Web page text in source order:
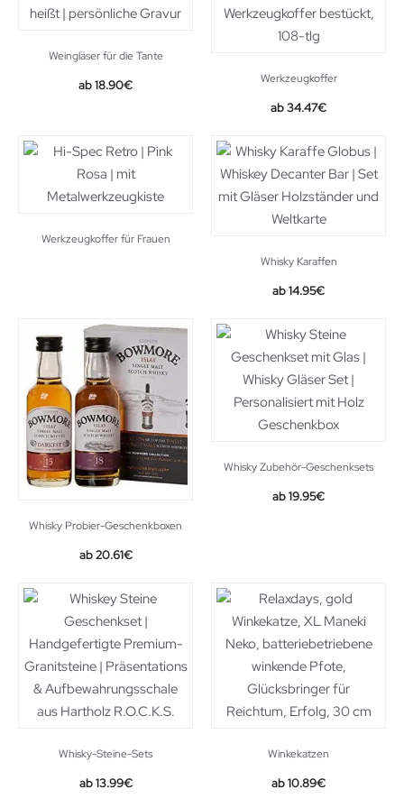
Weingläser für die Tante
18.90€ Werkzeugkoffer
34.47€
Werkzeugkoffer für Frauen
Whisky Karaffen
14.95€
Whisky Probier-Geschenkboxen
Original
was:
26.99€.
20.61€Current
is:
Whisky Zubehör-Geschenksets
19.95€
Whisky-Steine-Sets
Original
13.99€Current
Winkekatzen
10.89€